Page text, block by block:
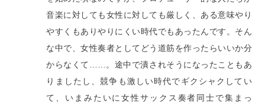
音楽に対しても女性に対しても厳しく、ある意味やり
やすくもありやりにくい時代でもあったんです。そん
な中で、女性奏者としてどう道筋を作ったらいいか分
からなくて……。途中で潰されそうになったこともあ
りましたし、競争も激しい時代でギクシャクしてい
て、いまみたいに女性サックス奏者同士で集まっ